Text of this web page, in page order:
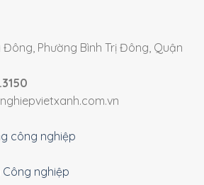
Đông, Phường Bình Trị Đông, Quận
công nghiệp
nghiệp